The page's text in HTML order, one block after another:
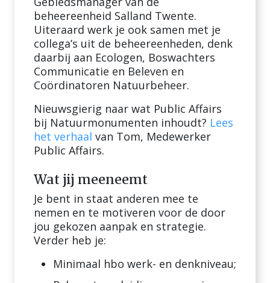
beheereenheid Salland Twente.
Uiteraard werk je ook samen met je
collega’s uit de beheereenheden, denk
daarbij aan Ecologen, Boswachters
Communicatie en Beleven en
Coördinatoren Natuurbeheer.
Nieuwsgierig naar wat Public Affairs
bij Natuurmonumenten inhoudt? Lees
het verhaal van Tom, Medewerker
Public Affairs.
Wat jij meeneemt
Je bent in staat anderen mee te
nemen en te motiveren voor de door
jou gekozen aanpak en strategie.
Verder heb je:
Minimaal hbo werk- en denkniveau;